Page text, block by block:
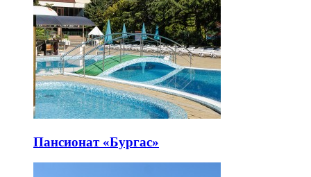
Пансионат «Бургас»